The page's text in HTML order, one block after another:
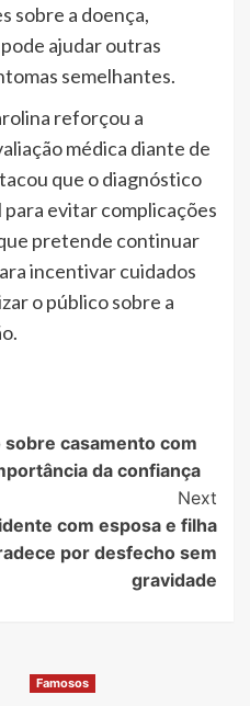
sobre a doença,
ajudar outras
semelhantes.
reforçou a
médica diante de
que o diagnóstico
evitar complicações
pretende continuar
incentivar cuidados
o público sobre a
casamento com
da confiança
Next
com esposa e filha
por desfecho sem
gravidade
Famosos